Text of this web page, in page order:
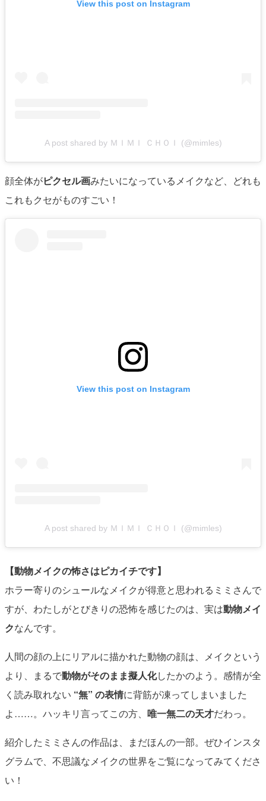
View this post on Instagram
A post shared by ＭＩＭＩ ＣＨＯＩ (@mimles)
顔全体がピクセル画みたいになっているメイクなど、どれも
これもクセがものすごい！
View this post on Instagram
A post shared by ＭＩＭＩ ＣＨＯＩ (@mimles)
【動物メイクの怖さはピカイチです】
ホラー寄りのシュールなメイクが得意と思われるミミさんで
すが、わたしがとびきりの恐怖を感じたのは、実は動物メイ
クなんです。
人間の顔の上にリアルに描かれた動物の顔は、メイクという
より、まるで動物がそのまま擬人化したかのよう。感情が全
く読み取れない “無” の表情に背筋が凍ってしまいました
よ……。ハッキリ言ってこの方、 唯一無二の天才だわっ。
紹介したミミさんの作品は、まだほんの一部。ぜひインスタ
グラムで、不思議なメイクの世界をご覧になってみてくださ
い！